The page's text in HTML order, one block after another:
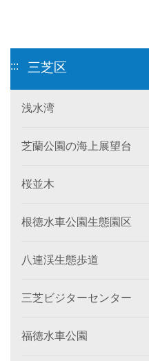
::: 三芝区
浅水湾
芝蘭公園の海上展望台
桜並木
根徳水車公園生態園区
八連渓生態歩道
三芝ビジターセンター
福徳水車公園